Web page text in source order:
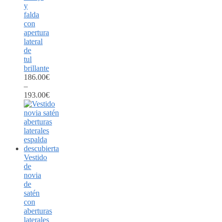
y
falda
con
apertura
lateral
de
tul
brillante
186.00€
–
193.00€
Vestido
de
novia
de
satén
con
aberturas
laterales